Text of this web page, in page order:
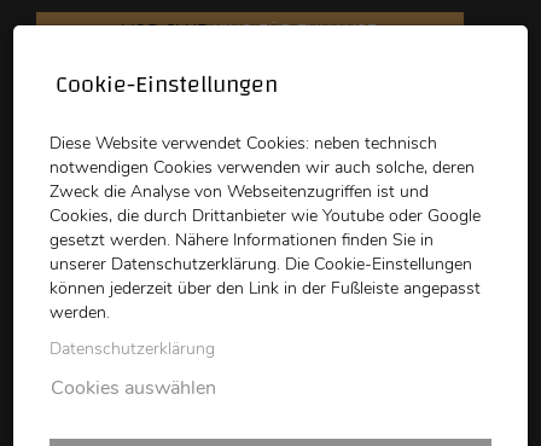
VOD CLUBKINO FÜR ZUHAUSE
schikaneder
Top Kino
schikaneder CLUB
Cookie-Einstellungen
Diese Website verwendet Cookies: neben technisch
notwendigen Cookies verwenden wir auch solche, deren
Zweck die Analyse von Webseitenzugriffen ist und
Cookies, die durch Drittanbieter wie Youtube oder Google
gesetzt werden. Nähere Informationen finden Sie in
unserer Datenschutzerklärung. Die Cookie-Einstellungen
können jederzeit über den Link in der Fußleiste angepasst
werden.
Datenschutzerklärung
Cookies auswählen